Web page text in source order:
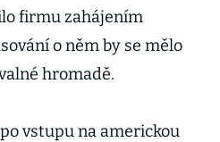
firmu zahájením
o něm by se mělo
hromadě.
vstupu na americkou